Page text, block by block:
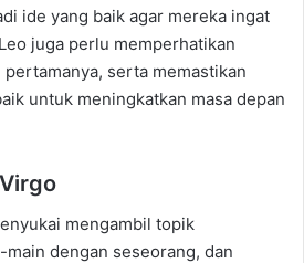
ide yang baik agar mereka ingat
juga perlu memperhatikan
serta memastikan
untuk meningkatkan masa depan
mengambil topik
dengan seseorang, dan